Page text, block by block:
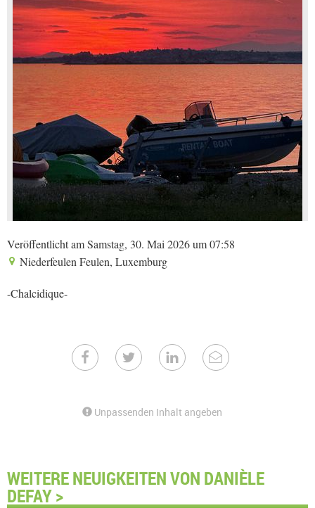
Veröffentlicht am Samstag, 30. Mai 2026 um 07:58
Niederfeulen Feulen, Luxemburg
-Chalcidique-
Unpassenden Inhalt angeben
WEITERE NEUIGKEITEN VON DANIÈLE
DEFAY >